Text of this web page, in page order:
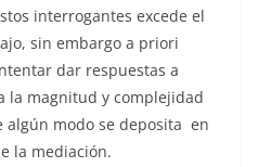
interrogantes excede el
sin embargo a priori
dar respuestas a
la magnitud y complejidad
modo se deposita en
la mediación.